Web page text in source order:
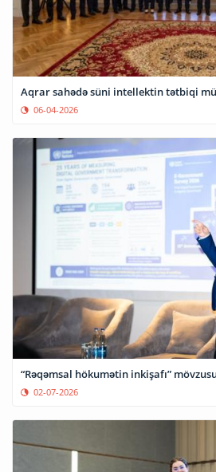
Aqrar sahədə süni intellektin tətbiqi
06-04-2026
“Rəqəmsal hökumətin inkişafı”
02-07-2026